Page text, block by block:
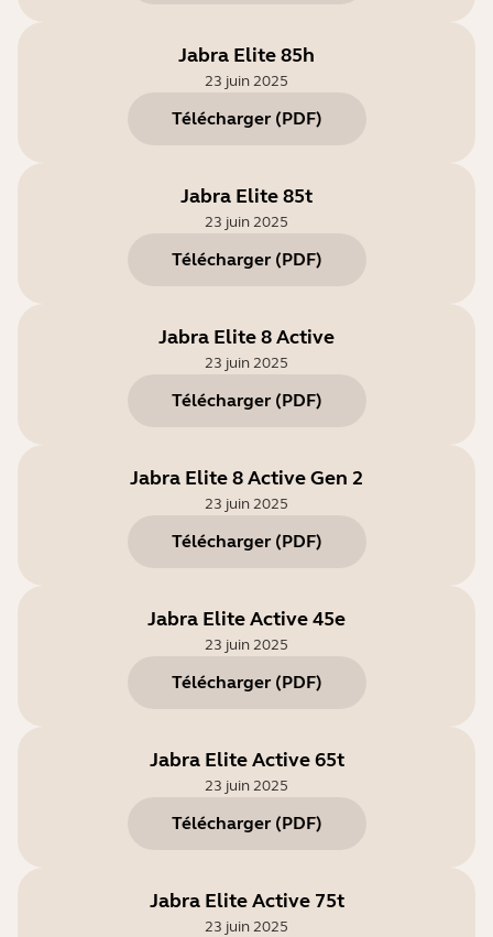
Jabra Elite 85h
23 juin 2025
Télécharger (PDF)
Jabra Elite 85t
23 juin 2025
Télécharger (PDF)
Jabra Elite 8 Active
23 juin 2025
Télécharger (PDF)
Jabra Elite 8 Active Gen 2
23 juin 2025
Télécharger (PDF)
Jabra Elite Active 45e
23 juin 2025
Télécharger (PDF)
Jabra Elite Active 65t
23 juin 2025
Télécharger (PDF)
Jabra Elite Active 75t
23 juin 2025